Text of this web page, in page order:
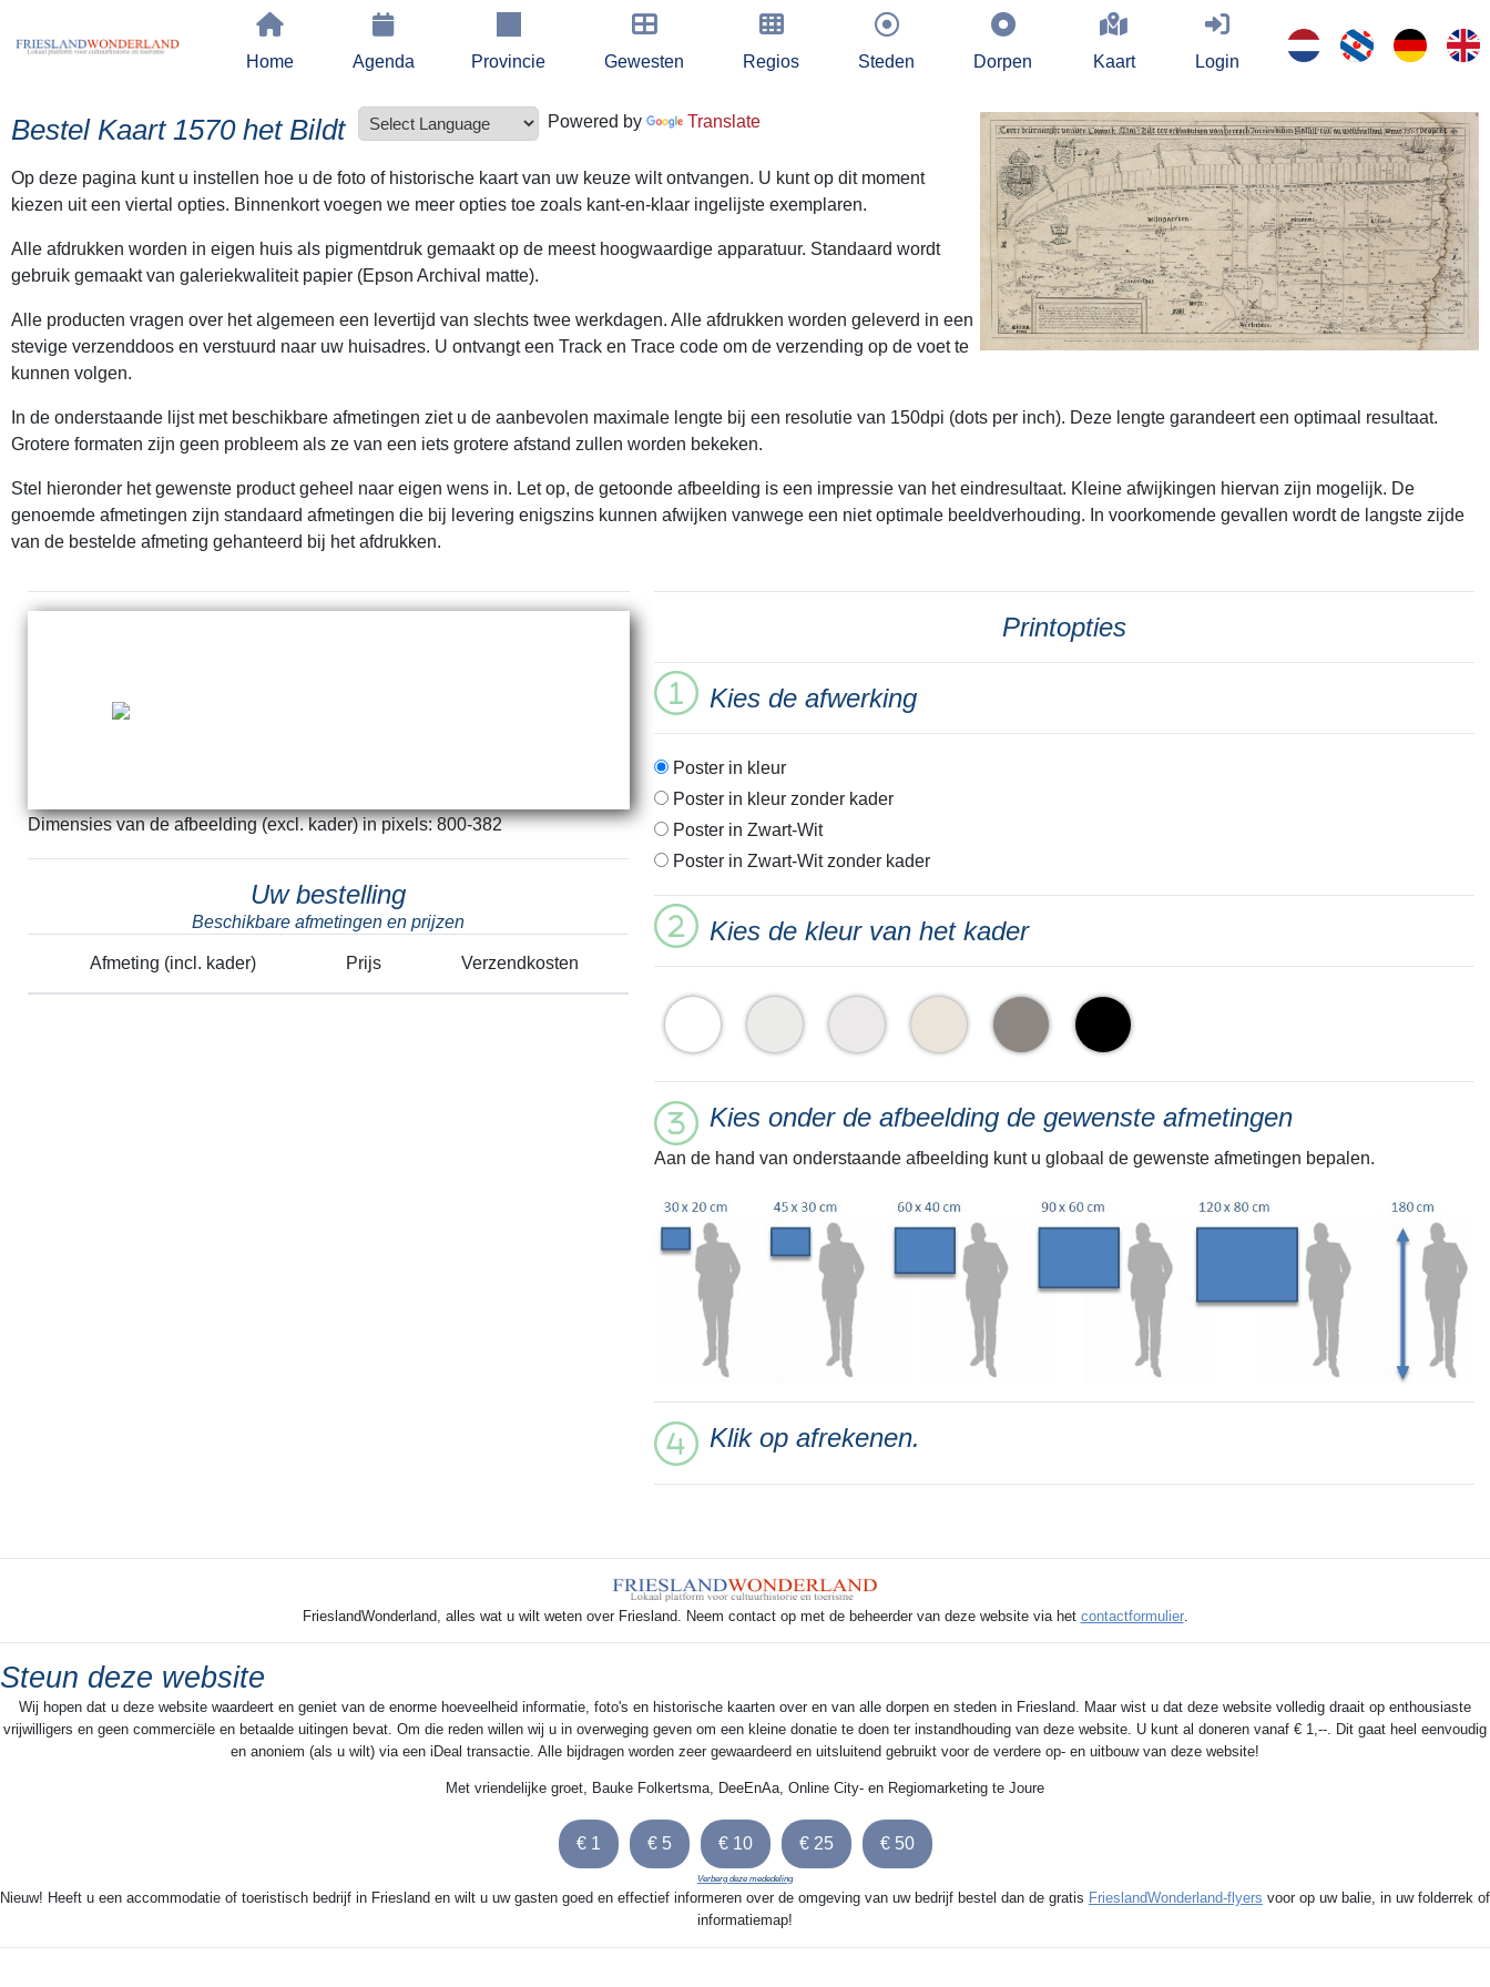
Home Agenda Provincie Gewesten Regios Steden Dorpen Kaart Login
Bestel Kaart 1570 het Bildt Powered by Translate
Op deze pagina kunt u instellen hoe u de foto of historische kaart van uw keuze wilt ontvangen. U kunt op dit moment
kiezen uit een viertal opties. Binnenkort voegen we meer opties toe zoals kant-en-klaar ingelijste exemplaren.
Alle afdrukken worden in eigen huis als pigmentdruk gemaakt op de meest hoogwaardige apparatuur. Standaard wordt
gebruik gemaakt van galeriekwaliteit papier (Epson Archival matte).
Alle producten vragen over het algemeen een levertijd van slechts twee werkdagen. Alle afdrukken worden geleverd in een
stevige verzenddoos en verstuurd naar uw huisadres. U ontvangt een Track en Trace code om de verzending op de voet te
kunnen volgen.
In de onderstaande lijst met beschikbare afmetingen ziet u de aanbevolen maximale lengte bij een resolutie van 150dpi (dots per inch). Deze lengte garandeert een optimaal resultaat.
Grotere formaten zijn geen probleem als ze van een iets grotere afstand zullen worden bekeken.
Stel hieronder het gewenste product geheel naar eigen wens in. Let op, de getoonde afbeelding is een impressie van het eindresultaat. Kleine afwijkingen hiervan zijn mogelijk. De
genoemde afmetingen zijn standaard afmetingen die bij levering enigszins kunnen afwijken vanwege een niet optimale beeldverhouding. In voorkomende gevallen wordt de langste zijde
van de bestelde afmeting gehanteerd bij het afdrukken.
Dimensies van de afbeelding (excl. kader) in pixels: 800-382
Uw bestelling
Beschikbare afmetingen en prijzen
Afmeting (incl. kader) Prijs Verzendkosten
Printopties
Kies de afwerking
Poster in kleur
Poster in kleur zonder kader
Poster in Zwart-Wit
Poster in Zwart-Wit zonder kader
Kies de kleur van het kader
Kies onder de afbeelding de gewenste afmetingen
Aan de hand van onderstaande afbeelding kunt u globaal de gewenste afmetingen bepalen.
Klik op afrekenen.
FrieslandWonderland, alles wat u wilt weten over Friesland. Neem contact op met de beheerder van deze website via het contactformulier.
Steun deze website
Wij hopen dat u deze website waardeert en geniet van de enorme hoeveelheid informatie, foto's en historische kaarten over en van alle dorpen en steden in Friesland. Maar wist u dat deze website volledig draait op enthousiaste
vrijwilligers en geen commerciële en betaalde uitingen bevat. Om die reden willen wij u in overweging geven om een kleine donatie te doen ter instandhouding van deze website. U kunt al doneren vanaf € 1,--. Dit gaat heel eenvoudig
en anoniem (als u wilt) via een iDeal transactie. Alle bijdragen worden zeer gewaardeerd en uitsluitend gebruikt voor de verdere op- en uitbouw van deze website!
Met vriendelijke groet, Bauke Folkertsma, DeeEnAa, Online City- en Regiomarketing te Joure
Verberg deze mededeling
Nieuw! Heeft u een accommodatie of toeristisch bedrijf in Friesland en wilt u uw gasten goed en effectief informeren over de omgeving van uw bedrijf bestel dan de gratis FrieslandWonderland-flyers voor op uw balie, in uw folderrek of
informatiemap!